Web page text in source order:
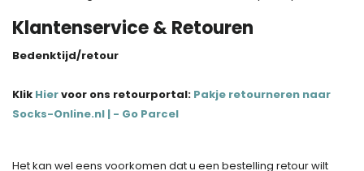
Klantenservice & Retouren
Bedenktijd/retour
Klik Hiervoor ons retourportal: Pakje retourneren naar
Socks-Online.nl | - Go Parcel
Het kan wel eens voorkomen dat u een bestelling retour wilt